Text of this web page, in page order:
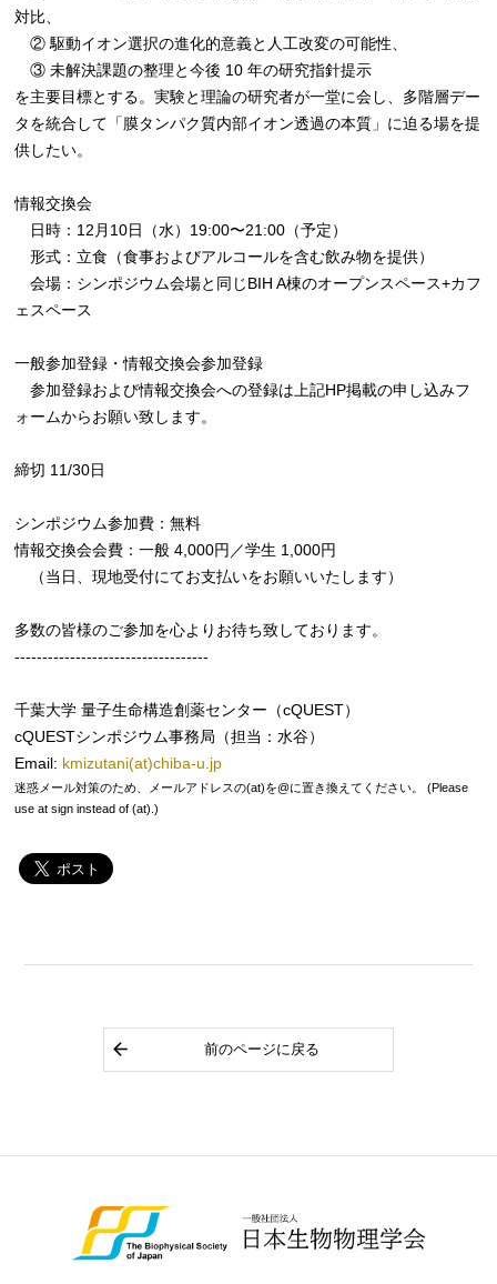
対比、
② 駆動イオン選択の進化的意義と人工改変の可能性、
③ 未解決課題の整理と今後 10 年の研究指針提示
を主要目標とする。実験と理論の研究者が一堂に会し、多階層デー
タを統合して「膜タンパク質内部イオン透過の本質」に迫る場を提
供したい。
情報交換会
日時：12月10日（水）19:00〜21:00（予定）
形式：立食（食事およびアルコールを含む飲み物を提供）
会場：シンポジウム会場と同じBIH A棟のオープンスペース+カフ
ェスペース
一般参加登録・情報交換会参加登録
参加登録および情報交換会への登録は上記HP掲載の申し込みフ
ォームからお願い致します。
締切 11/30日
シンポジウム参加費：無料
情報交換会会費：一般 4,000円／学生 1,000円
（当日、現地受付にてお支払いをお願いいたします）
多数の皆様のご参加を心よりお待ち致しております。
-----------------------------------
千葉大学 量子生命構造創薬センター（cQUEST）
cQUESTシンポジウム事務局（担当：水谷）
Email: kmizutani(at)chiba-u.jp
迷惑メール対策のため、メールアドレスの(at)を@に置き換えてください。 (Please
use at sign instead of (at).)
前のページに戻る